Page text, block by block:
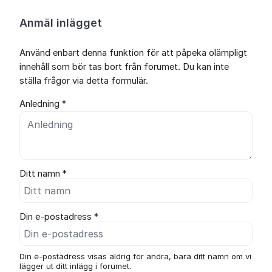
Anmäl inlägget
Använd enbart denna funktion för att påpeka olämpligt
innehåll som bör tas bort från forumet. Du kan inte
ställa frågor via detta formulär.
Anledning *
Ditt namn *
Din e-postadress *
Din e-postadress visas aldrig för andra, bara ditt namn om vi
lägger ut ditt inlägg i forumet.